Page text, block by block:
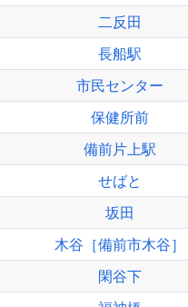
二反田
長船駅
市民センター
保健所前
備前片上駅
せばと
坂田
木谷［備前市木谷］
閑谷下